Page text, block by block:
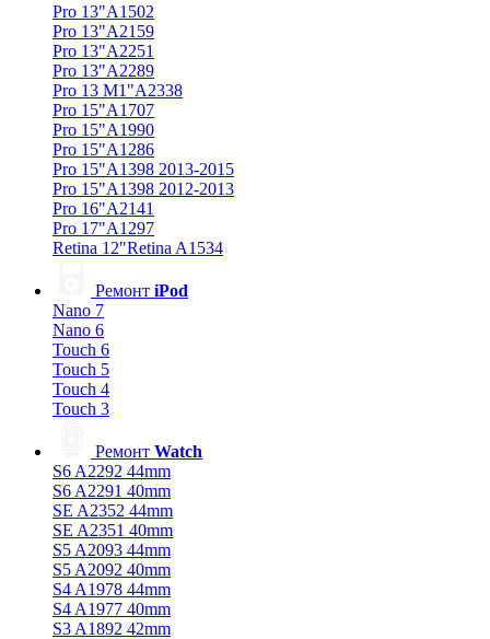
Pro 13"A1502
Pro 13"A2159
Pro 13"A2251
Pro 13"A2289
Pro 13 M1"A2338
Pro 15"A1707
Pro 15"A1990
Pro 15"A1286
Pro 15"A1398 2013-2015
Pro 15"A1398 2012-2013
Pro 16"A2141
Pro 17"A1297
Retina 12"Retina A1534
Ремонт iPod
Nano 7
Nano 6
Touch 6
Touch 5
Touch 4
Touch 3
Ремонт Watch
S6 A2292 44mm
S6 A2291 40mm
SE A2352 44mm
SE A2351 40mm
S5 A2093 44mm
S5 A2092 40mm
S4 A1978 44mm
S4 A1977 40mm
S3 A1892 42mm